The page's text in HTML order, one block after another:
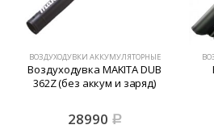
ВОЗДУХОДУВКИ АККУМУЛЯТОРНЫЕ
Воздуходувка MAKITA DUB
362Z (без аккум и заряд)
28990 Р